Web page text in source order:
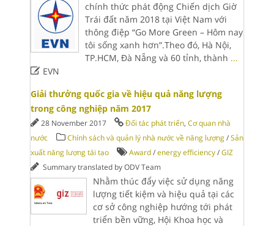
chính thức phát động Chiến dịch Giờ
Trái đất năm 2018 tại Việt Nam với
thông điệp “Go More Green – Hôm nay
tôi sống xanh hơn”.Theo đó, Hà Nội,
TP.HCM, Đà Nẵng và 60 tỉnh, thành ...
EVN
Giải thưởng quốc gia về hiệu quả năng lượng
trong công nghiệp năm 2017
28 November 2017 Đối tác phát triển, Cơ quan nhà
nước
Chính sách và quản lý nhà nước về năng lượng /Sản
xuất năng lượng tái tạo
Award /energy efficiency /GIZ
Summary translated by ODV Team
Nhằm thúc đẩy việc sử dụng năng
lượng tiết kiệm và hiệu quả tại các
cơ sở công nghiệp hướng tới phát
triển bền vững, Hội Khoa học và